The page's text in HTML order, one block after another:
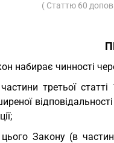
( Статтю 60
набирає чинності
третьої
цього Закону (в